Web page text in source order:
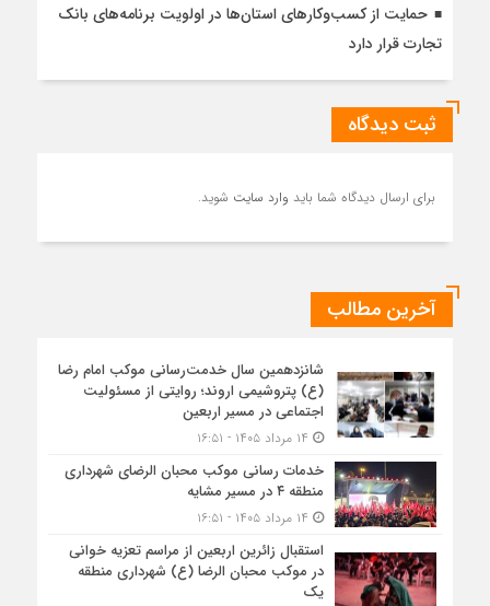
حمایت از کسب‌وکارهای استان‌ها در اولویت برنامه‌های بانک
تجارت قرار دارد
ثبت دیدگاه
برای ارسال دیدگاه شما باید وارد سایت شوید.
آخرین مطالب
شانزدهمین سال خدمت‌رسانی موکب امام رضا
(ع) پتروشیمی اروند؛ روایتی از مسئولیت
اجتماعی در مسیر اربعین
خدمات رسانی موکب محبان الرضای شهرداری
منطقه ۴ در مسیر مشایه
استقبال زائرین اربعین از مراسم تعزیه خوانی
در موکب محبان الرضا (ع) شهرداری منطقه
یک